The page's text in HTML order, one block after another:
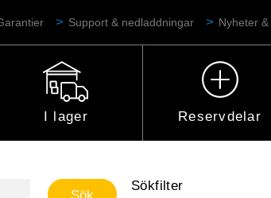
Support & nedladdningar Nyheter
I lager Reservdelar
Sökfilter